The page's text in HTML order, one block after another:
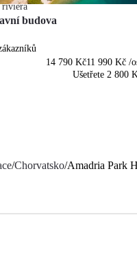
riviéra
budova
14 790 Kč11 990 Kč /
Ušetřete 2 800
/Chorvatsko/Amadria Park